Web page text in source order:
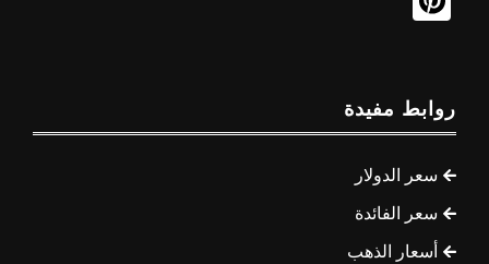
روابط مفيدة
سعر الدولار
سعر الفائدة
أسعار الذهب